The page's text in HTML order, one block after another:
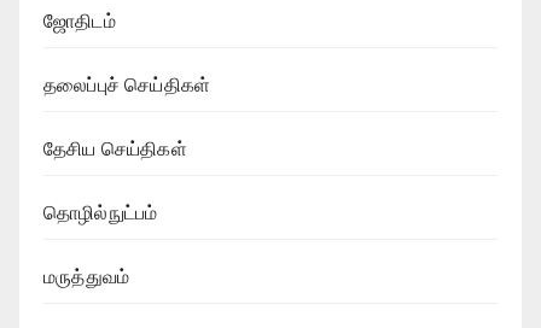
ஜோதிடம்
தலைப்புச் செய்திகள்
தேசிய செய்திகள்
தொழில்நுட்பம்
மருத்துவம்